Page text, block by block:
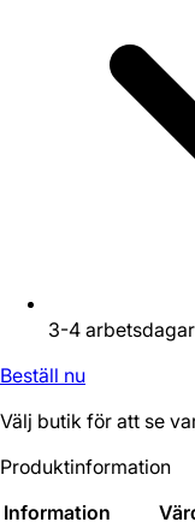
3-4
Beställ nu
Välj butik för att se
Produktinformation
Information